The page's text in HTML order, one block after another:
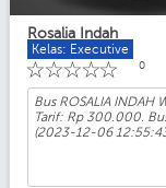
Rosalia Indah
Kelas: Executive
☆
☆
☆
☆
☆ 0
Bus ROSALIA INDAH
Tarif: Rp 300.000.
(2023-12-06